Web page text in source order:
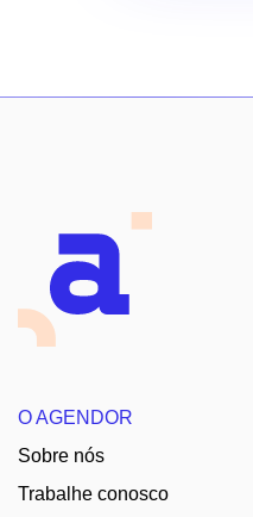
O AGENDOR
Sobre nós
Trabalhe conosco